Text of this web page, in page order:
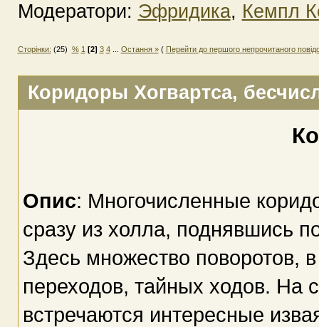
Модератори: Эфридика, Кемпл
Сторінки: (25) % 1 [2] 3 4... Остання »( Перейти до першого непрочитаного
Коридоры Хогвартса,
Опис: Многочисленные
сразу из холла, поднявшись
Здесь множество поворотов,
переходов, тайных ходов. На
встречаются интересные